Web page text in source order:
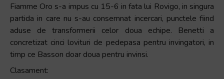
Fiamme Oro s-a impus cu 15-6 in fata lui Rovigo, in singura
partida in care nu s-au consemnat incercari, punctele fiind
aduse de transformerii celor doua echipe. Benetti a
concretizat cinci lovituri de pedepasa pentru invingatori, in
timp ce Basson doar doua pentru invinsi.
Clasament: